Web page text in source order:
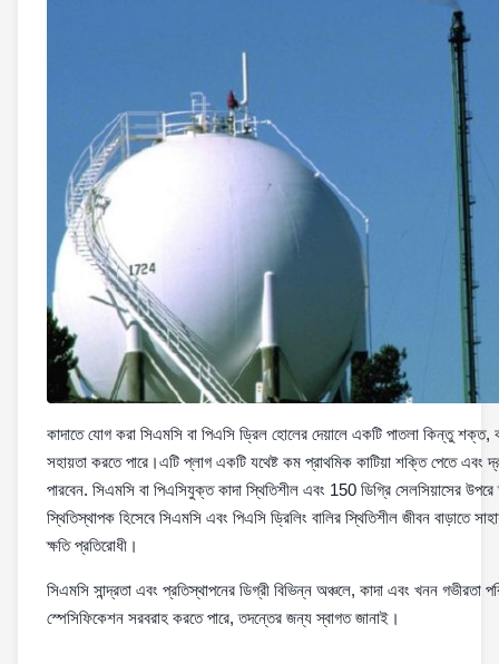
কাদাতে যোগ করা সিএমসি বা পিএসি ড্রিল হোলের দেয়ালে একটি পাতলা কিন্তু
সহায়তা করতে পারে।এটি প্লাগ একটি যথেষ্ট কম প্রাথমিক কাটিয়া শক্তি পেতে এবং
পারবেন. সিএমসি বা পিএসিযুক্ত কাদা স্থিতিশীল এবং 150 ডিগ্রি সেলসিয়াসের
স্থিতিস্থাপক হিসেবে সিএমসি এবং পিএসি ড্রিলিং বালির স্থিতিশীল জীবন বাড়াতে
ক্ষতি প্রতিরোধী।
সিএমসি সান্দ্রতা এবং প্রতিস্থাপনের ডিগ্রী বিভিন্ন অঞ্চলে, কাদা এবং খনন গভীরতা
স্পেসিফিকেশন সরবরাহ করতে পারে, তদন্তের জন্য স্বাগত জানাই।